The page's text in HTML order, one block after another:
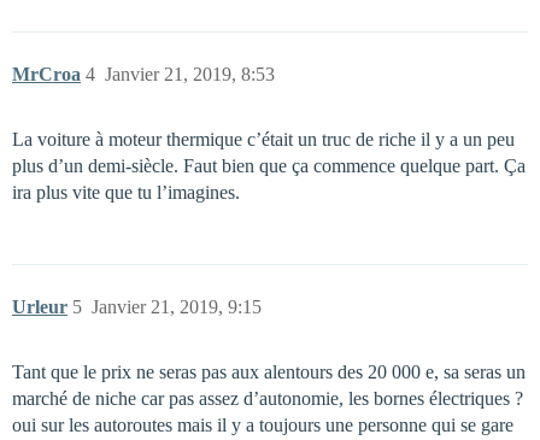
MrCroa Janvier 21, 2019, 8:53
4
La voiture à moteur thermique c’était un truc de riche il y a un peu
plus d’un demi-siècle. Faut bien que ça commence quelque part. Ça
ira plus vite que tu l’imagines.
Urleur Janvier 21, 2019, 9:15
5
Tant que le prix ne seras pas aux alentours des 20 000 e, sa seras un
marché de niche car pas assez d’autonomie, les bornes électriques ?
oui sur les autoroutes mais il y a toujours une personne qui se gare